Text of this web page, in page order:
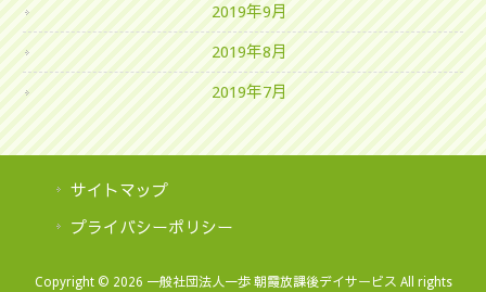
2019年9月
2019年8月
2019年7月
サイトマップ
プライバシーポリシー
Copyright © 2026 一般社団法人一歩 朝霞放課後デイサービス All rights